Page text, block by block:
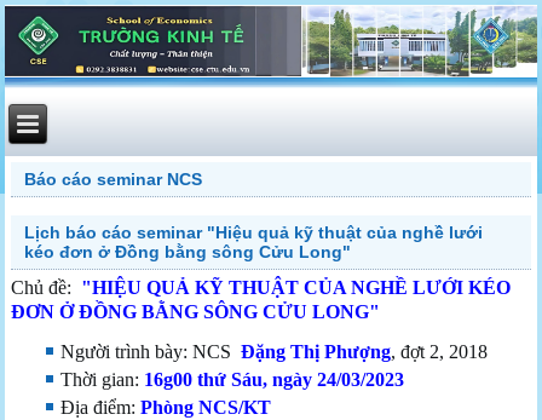
Báo cáo seminar NCS
Lịch báo cáo seminar "Hiệu quả kỹ thuật của nghề lưới
kéo đơn ở Đồng bằng sông Cửu Long"
Chủ đề: "HIỆU QUẢ KỸ THUẬT CỦA NGHỀ LƯỚI KÉO
ĐƠN Ở ĐỒNG BẰNG SÔNG CỬU LONG"
Người trình bày: NCSĐặng Thị Phượng, đợt 2, 2018
Thời gian: 16g00 thứ Sáu, ngày 24/03/2023
Địa điểm:Phòng NCS/KT